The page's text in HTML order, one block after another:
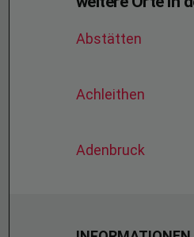
Abstätten
Achleithen
Adenbruck